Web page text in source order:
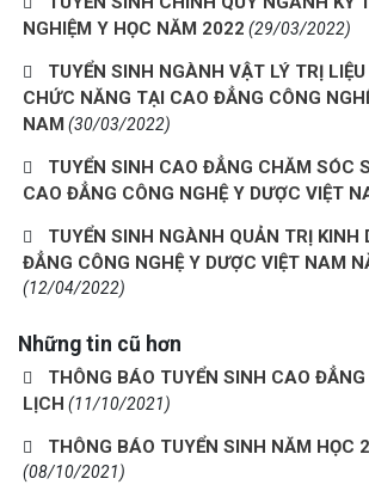
NGHIỆM Y HỌC NĂM 2022 (29/03/2022)
TUYỂN SINH NGÀNH VẬT LÝ TRỊ
CHỨC NĂNG TẠI CAO ĐẲNG CÔNG
NAM (30/03/2022)
TUYỂN SINH CAO ĐẲNG CHĂM SÓC
CAO ĐẲNG CÔNG NGHỆ Y DƯỢC VIỆT
TUYỂN SINH NGÀNH QUẢN TRỊ KINH
ĐẲNG CÔNG NGHỆ Y DƯỢC VIỆT NAM
(12/04/2022)
Những tin cũ hơn
THÔNG BÁO TUYỂN SINH CAO ĐẲNG
LỊCH (11/10/2021)
THÔNG BÁO TUYỂN SINH NĂM HỌC
(08/10/2021)